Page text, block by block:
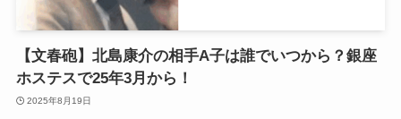
【文春砲】北島康介の相手A子は誰でいつから？銀座
ホステスで25年3月から！
2025年8月19日